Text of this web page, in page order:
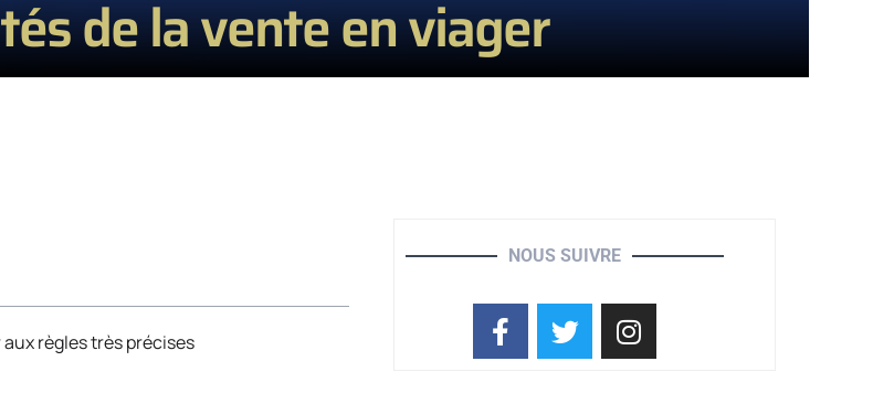
de la vente en viager
règles très précises
NOUS SUIVRE